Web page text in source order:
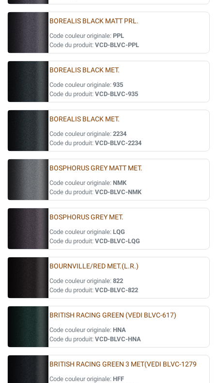
BOREALIS BLACK MATT PRL.
Code couleur originale: PPL
Code du produit: VCD-BLVC-PPL
BOREALIS BLACK MET.
Code couleur originale: 935
Code du produit: VCD-BLVC-935
BOREALIS BLACK MET.
Code couleur originale: 2234
Code du produit: VCD-BLVC-2234
BOSPHORUS GREY MATT MET.
Code couleur originale: NMK
Code du produit: VCD-BLVC-NMK
BOSPHORUS GREY MET.
Code couleur originale: LQG
Code du produit: VCD-BLVC-LQG
BOURNVILLE/RED MET.(L.R.)
Code couleur originale: 822
Code du produit: VCD-BLVC-822
BRITISH RACING GREEN (VEDI BLVC-617)
Code couleur originale: HNA
Code du produit: VCD-BLVC-HNA
BRITISH RACING GREEN 3 MET(VEDI BLVC-1279
Code couleur originale: HFF